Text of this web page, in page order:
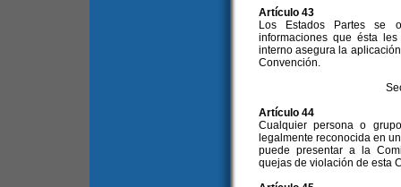
Artículo 43
Los Estados Partes se
informaciones que ésta
interno asegura la
Convención.
Artículo 44
Cualquier persona o
legalmente reconocida en
puede presentar a la
quejas de violación de esta